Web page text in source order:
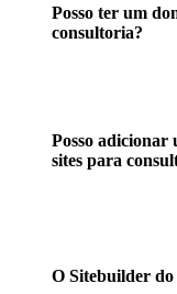
Posso ter um
consultoria?
Posso adicionar
sites para
O Sitebuilder